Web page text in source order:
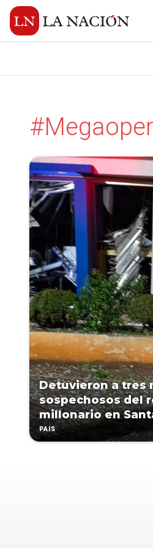
Detuvieron a tres
sospechosos del
millonario en
PAÍS